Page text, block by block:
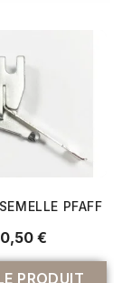
PFAFF
€
PRODUIT